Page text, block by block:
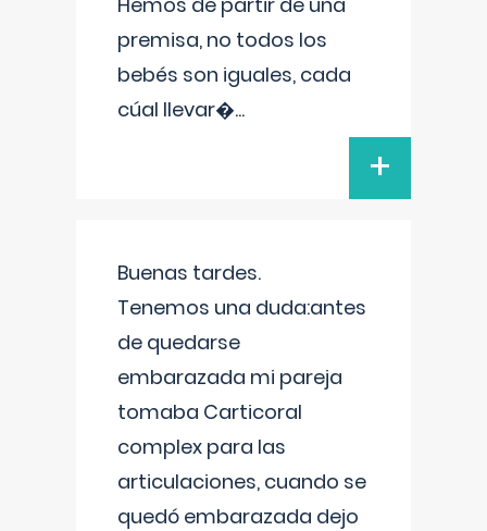
premisa, no todos los
bebés son iguales, cada
cúal llevar�...
+
Buenas tardes.
Tenemos una duda:antes
de quedarse
embarazada mi pareja
tomaba Carticoral
complex para las
articulaciones, cuando se
quedó embarazada dejo